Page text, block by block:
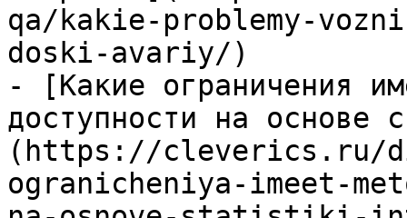
qa/kakie-problemy-
doski-avariy/)
- [Какие ограничения
доступности на основе
(https://cleverics.ru/
ogranicheniya-imeet-